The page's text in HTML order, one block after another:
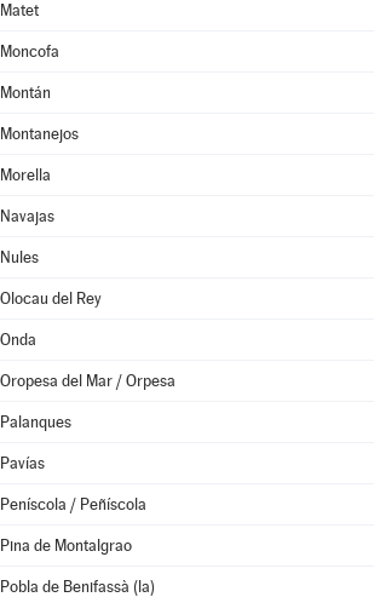
Matet
Moncofa
Montán
Montanejos
Morella
Navajas
Nules
Olocau del Rey
Onda
Oropesa del Mar / Orpesa
Palanques
Pavías
Peníscola / Peñíscola
Pina de Montalgrao
Pobla de Benifassà (la)